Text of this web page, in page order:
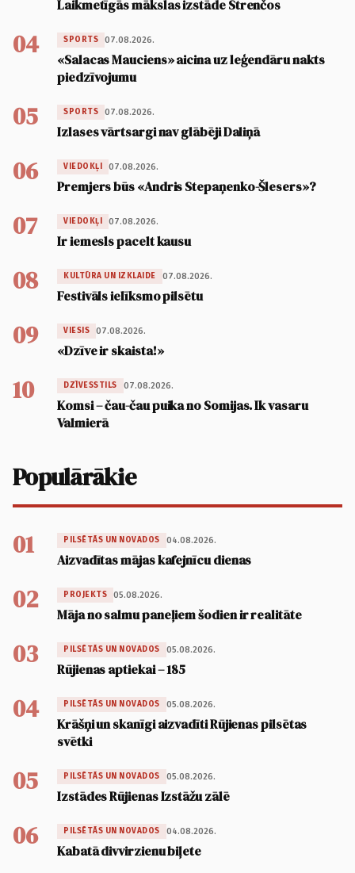
Laikmetīgās mākslas izstāde Strenčos
04 SPORTS 07.08.2026.
«Salacas Mauciens» aicina uz leģendāru nakts
piedzīvojumu
05 SPORTS 07.08.2026.
Izlases vārtsargi nav glābēji Daliņā
06 VIEDOKĻI 07.08.2026.
Premjers būs «Andris Stepaņenko-Šlesers»?
07 VIEDOKĻI 07.08.2026.
Ir iemesls pacelt kausu
08 KULTŪRA UN IZKLAIDE 07.08.2026.
Festivāls ielīksmo pilsētu
09 VIESIS 07.08.2026.
«Dzīve ir skaista!»
10 DZĪVESSTILS 07.08.2026.
Komsi – čau-čau puika no Somijas. Ik vasaru
Valmierā
Populārākie
01 PILSĒTĀS UN NOVADOS 04.08.2026.
Aizvadītas mājas kafejnīcu dienas
02 PROJEKTS 05.08.2026.
Māja no salmu paneļiem šodien ir realitāte
03 PILSĒTĀS UN NOVADOS 05.08.2026.
Rūjienas aptiekai – 185
04 PILSĒTĀS UN NOVADOS 05.08.2026.
Krāšņi un skanīgi aizvadīti Rūjienas pilsētas
svētki
05 PILSĒTĀS UN NOVADOS 05.08.2026.
Izstādes Rūjienas Izstāžu zālē
06 PILSĒTĀS UN NOVADOS 04.08.2026.
Kabatā divvirzienu biļete